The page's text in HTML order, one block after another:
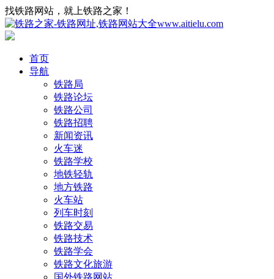
找铁路网站，就上铁路之家！
首页
导航
铁路局
铁路论坛
铁路公司
铁路招聘
新闻资讯
火车迷
铁路学校
地铁轻轨
地方铁路
火车站
列车时刻
铁路交易
铁路技术
铁路学会
铁路文化旅游
国外铁路网站